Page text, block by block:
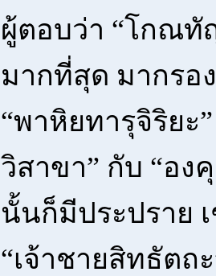
ผู้ตอบว่า “โกณ
มากที่สุด มากรอ
“พาหิยทารุจิริยะ
วิสาขา” กับ “อง
นั้นก็มีประปราย
“เจ้าชายสิทธัตถ